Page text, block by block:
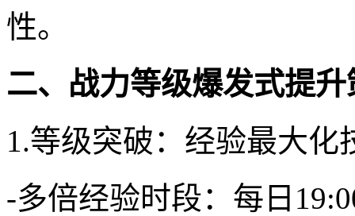
性。
二、战力等级爆发式提升
1.等级突破：经验最大化
-多倍经验时段：每日